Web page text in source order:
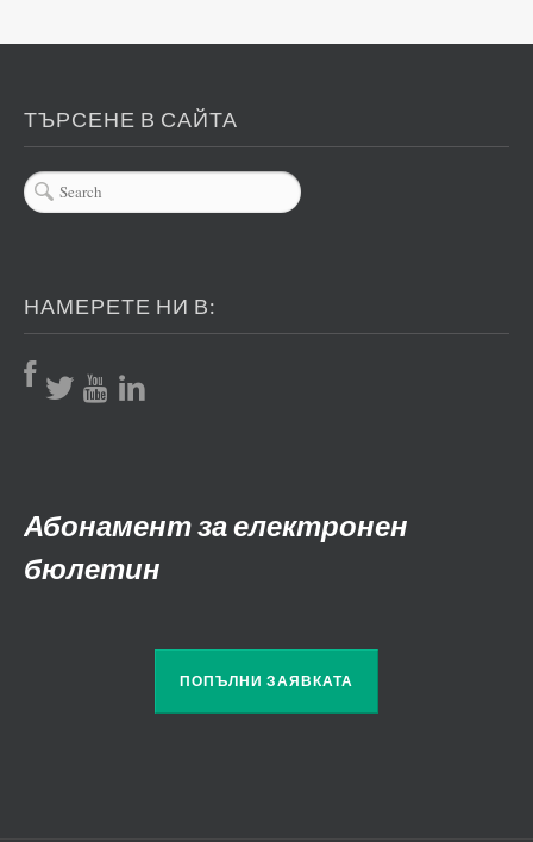
ТЪРСЕНЕ В САЙТА
НАМЕРЕТЕ НИ В:
Абонамент за електронен
бюлетин
ПОПЪЛНИ ЗАЯВКАТА